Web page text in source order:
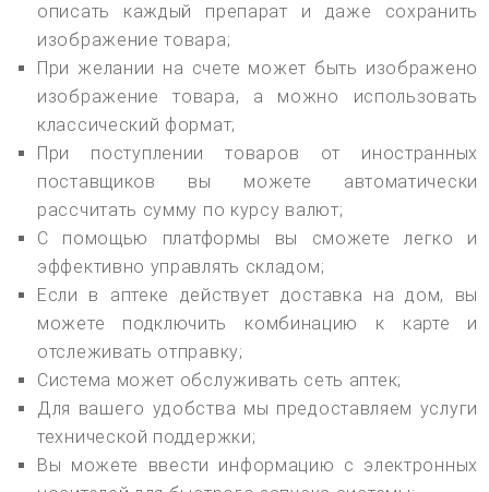
описать каждый препарат и даже сохранить
изображение товара;
При желании на счете может быть изображено
изображение товара, а можно использовать
классический формат;
При поступлении товаров от иностранных
поставщиков вы можете автоматически
рассчитать сумму по курсу валют;
С помощью платформы вы сможете легко и
эффективно управлять складом;
Если в аптеке действует доставка на дом, вы
можете подключить комбинацию к карте и
отслеживать отправку;
Система может обслуживать сеть аптек;
Для вашего удобства мы предоставляем услуги
технической поддержки;
Вы можете ввести информацию с электронных